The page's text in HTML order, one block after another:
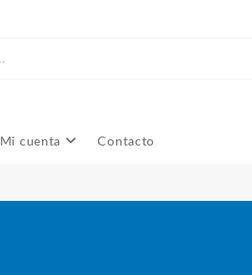
Mi cuenta Contacto